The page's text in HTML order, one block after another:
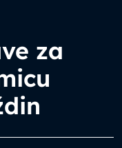
za